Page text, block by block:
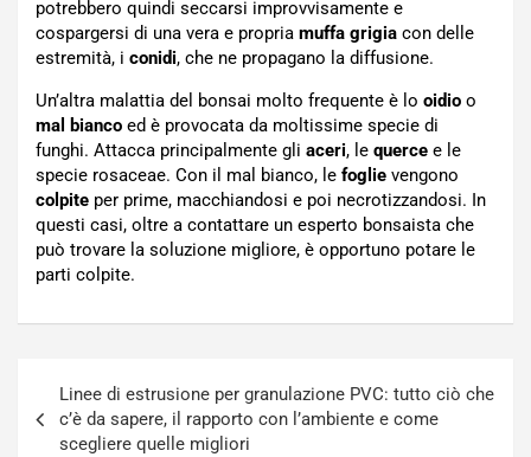
potrebbero quindi seccarsi improvvisamente e
cospargersi di una vera e propria muffa grigia con delle
estremità, i conidi, che ne propagano la diffusione.
Un’altra malattia del bonsai molto frequente è lo oidio o
mal bianco ed è provocata da moltissime specie di
funghi. Attacca principalmente gli aceri, le querce e le
specie rosaceae. Con il mal bianco, le foglie vengono
colpite per prime, macchiandosi e poi necrotizzandosi. In
questi casi, oltre a contattare un esperto bonsaista che
può trovare la soluzione migliore, è opportuno potare le
parti colpite.
articoli
Linee di estrusione per granulazione PVC: tutto ciò che
c’è da sapere, il rapporto con l’ambiente e come
scegliere quelle migliori